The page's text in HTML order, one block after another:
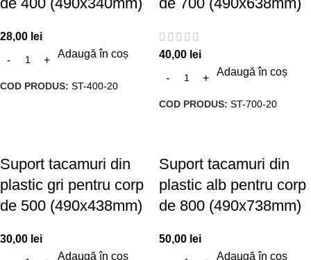
28,00 lei
Adaugă în coș
COD PRODUS: ST-400-20
40,00 lei
Adaugă în coș
COD PRODUS: ST-700-20
Suport tacamuri din
plastic gri pentru corp
de 500 (490x438mm)
30,00 lei
Adaugă în coș
Suport tacamuri din
plastic alb pentru corp
de 800 (490x738mm)
50,00 lei
Adaugă în coș